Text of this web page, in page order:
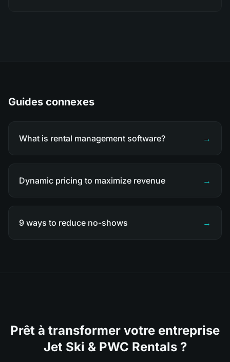
Guides connexes
What is rental management software? →
Dynamic pricing to maximize revenue →
9 ways to reduce no-shows →
Prêt à transformer votre entreprise
Jet Ski & PWC Rentals ?